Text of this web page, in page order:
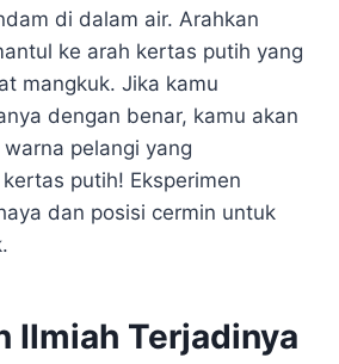
di dalam air. Arahkan
ke arah kertas putih yang
mangkuk. Jika kamu
dengan benar, kamu akan
pelangi yang
putih! Eksperimen
dan posisi cermin untuk
Ilmiah Terjadinya